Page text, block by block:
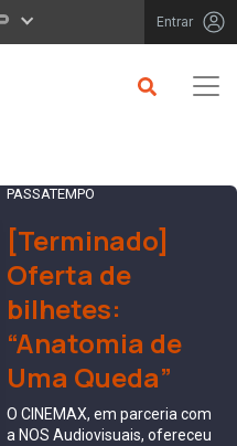
Entrar
PASSATEMPO
[Terminado]
Oferta de
bilhetes:
“Anatomia de
Uma Queda”
O CINEMAX, em parceria com
a NOS Audiovisuais, ofereceu